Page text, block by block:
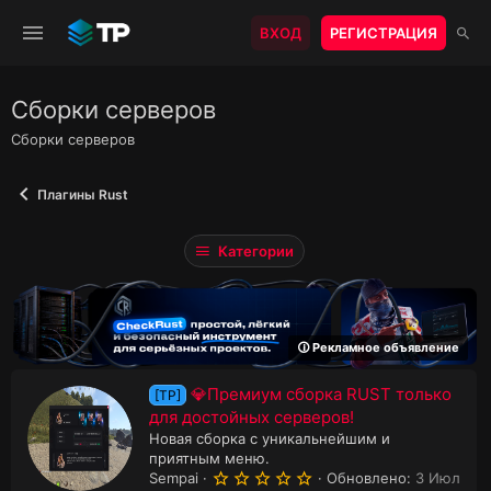
ВХОД РЕГИСТРАЦИЯ
Сборки серверов
Сборки серверов
Плагины Rust
Категории
🛈 Рекламное объявление
[TP]
💎Премиум сборка RUST только
для достойных серверов!
Новая сборка с уникальнейшим и
приятным меню.
Sempai
5 Обновлено: 3 Июл